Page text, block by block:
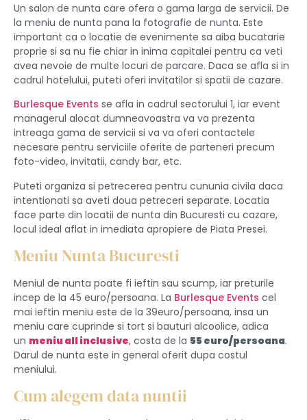
Un salon de nunta care ofera o gama larga de servicii. De
la meniu de nunta pana la fotografie de nunta. Este
important ca o locatie de evenimente sa aiba bucatarie
proprie si sa nu fie chiar in inima capitalei pentru ca veti
avea nevoie de multe locuri de parcare. Daca se afla si in
cadrul hotelului, puteti oferi invitatilor si spatii de cazare.
Burlesque Events se afla in cadrul sectorului 1, iar event
managerul alocat dumneavoastra va va prezenta
intreaga gama de servicii si va va oferi contactele
necesare pentru serviciile oferite de parteneri precum
foto-video, invitatii, candy bar, etc.
Puteti organiza si petrecerea pentru cununia civila daca
intentionati sa aveti doua petreceri separate. Locatia
face parte din locatii de nunta din Bucuresti cu cazare,
locul ideal aflat in imediata apropiere de Piata Presei.
Meniu Nunta Bucuresti
Meniul de nunta poate fi ieftin sau scump, iar preturile
incep de la 45 euro/persoana. La Burlesque Events cel
mai ieftin meniu este de la 39euro/persoana, insa un
meniu care cuprinde si tort si bauturi alcoolice, adica
un meniu all inclusive, costa de la 55 euro/persoana.
Darul de nunta este in general oferit dupa costul
meniului.
Cum alegem data nuntii